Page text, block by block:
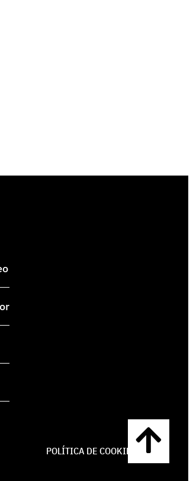
POLÍTICA DE COOKIES